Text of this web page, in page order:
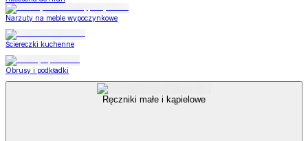
Narzuty na meble wypoczynkowe
Ściereczki kuchenne
Obrusy i podkładki
Ręczniki małe i kąpielowe